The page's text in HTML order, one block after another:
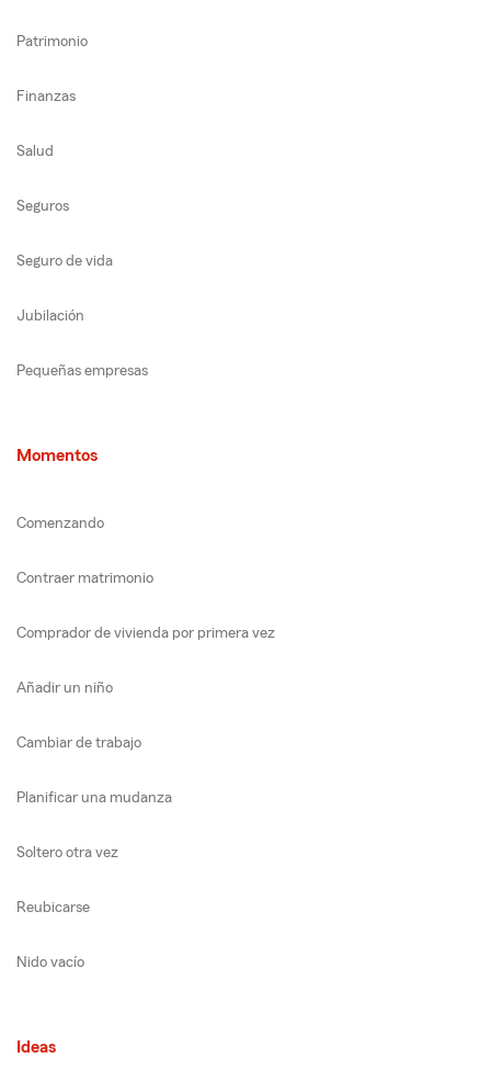
Patrimonio
Finanzas
Salud
Seguros
Seguro de vida
Jubilación
Pequeñas empresas
Momentos
Comenzando
Contraer matrimonio
Comprador de vivienda por primera vez
Añadir un niño
Cambiar de trabajo
Planificar una mudanza
Soltero otra vez
Reubicarse
Nido vacío
Ideas